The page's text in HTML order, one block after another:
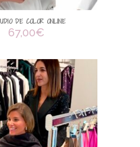
DE COLOR ONLINE
67,00€